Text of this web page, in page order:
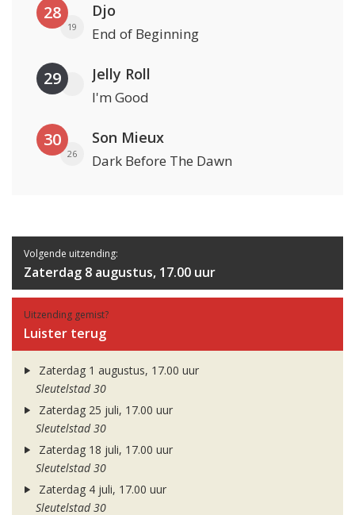
28
19
Djo
End of Beginning
29 Jelly Roll
I'm Good
30
26
Son Mieux
Dark Before The Dawn
Volgende uitzending:
Zaterdag 8 augustus, 17.00 uur
Uitzending gemist?
Luister terug
Zaterdag 1 augustus, 17.00 uur
Sleutelstad 30
Zaterdag 25 juli, 17.00 uur
Sleutelstad 30
Zaterdag 18 juli, 17.00 uur
Sleutelstad 30
Zaterdag 4 juli, 17.00 uur
Sleutelstad 30